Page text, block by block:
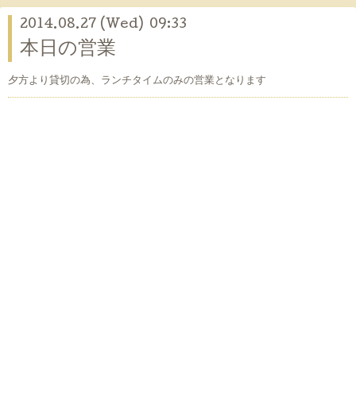
2014.08.27 (Wed) 09:33
本日の営業
夕方より貸切の為、ランチタイムのみの営業となります